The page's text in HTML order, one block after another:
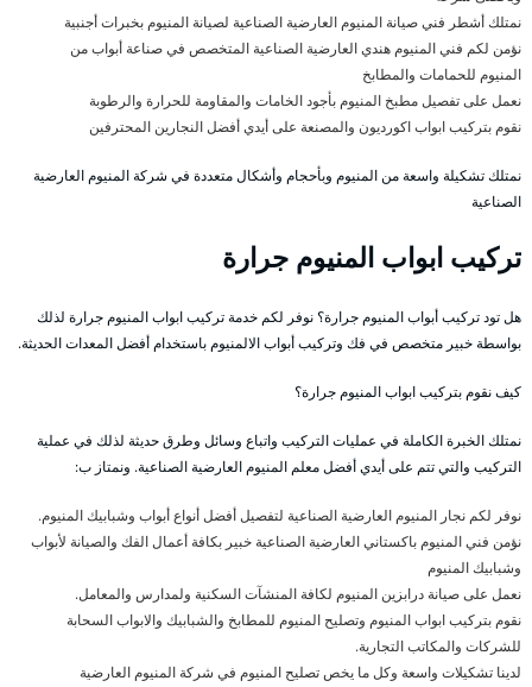
نمتلك أشطر فني صيانة المنيوم العارضية الصناعية لصيانة المنيوم بخبرات أجنبية
نؤمن لكم فني المنيوم هندي العارضية الصناعية المتخصص في صناعة أبواب من
المنيوم للحمامات والمطابخ
نعمل على تفصيل مطبخ المنيوم بأجود الخامات والمقاومة للحرارة والرطوبة
نقوم بتركيب ابواب اكورديون والمصنعة على أيدي أفضل النجارين المحترفين
نمتلك تشكيلة واسعة من المنيوم وبأحجام وأشكال متعددة في شركة المنيوم العارضية
الصناعية
تركيب ابواب المنيوم جرارة
هل تود تركيب أبواب المنيوم جرارة؟ نوفر لكم خدمة تركيب ابواب المنيوم جرارة لذلك
بواسطة خبير متخصص في فك وتركيب أبواب الالمنيوم باستخدام أفضل المعدات الحديثة.
كيف نقوم بتركيب ابواب المنيوم جرارة؟
نمتلك الخبرة الكاملة في عمليات التركيب واتباع وسائل وطرق حديثة لذلك في عملية
التركيب والتي تتم على أيدي أفضل معلم المنيوم العارضية الصناعية. ونمتاز ب:
نوفر لكم نجار المنيوم العارضية الصناعية لتفصيل أفضل أنواع أبواب وشبابيك المنيوم.
نؤمن فني المنيوم باكستاني العارضية الصناعية خبير بكافة أعمال الفك والصيانة لأبواب
وشبابيك المنيوم
نعمل على صيانة درابزين المنيوم لكافة المنشآت السكنية ولمدارس والمعامل.
نقوم بتركيب ابواب المنيوم وتصليح المنيوم للمطابخ والشبابيك والابواب السحابة
للشركات والمكاتب التجارية.
لدينا تشكيلات واسعة وكل ما يخص تصليح المنيوم في شركة المنيوم العارضية